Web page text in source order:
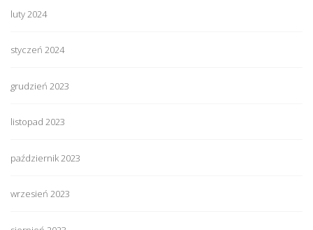
luty 2024
styczeń 2024
grudzień 2023
listopad 2023
październik 2023
wrzesień 2023